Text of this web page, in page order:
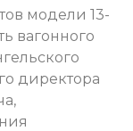
модели 13-
вагонного
директора